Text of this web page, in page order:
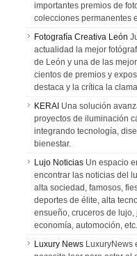
importantes premios de
colecciones permanentes
Fotografía Creativa León
actualidad la mejor
de León y una de las
cientos de premios y
destaca y la crítica la
KERAI Una solución
proyectos de iluminación
integrando tecnología,
bienestar.
Lujo Noticias Un espacio
encontrar las noticias del
alta sociedad, famosos,
deportes de élite, alta
ensueño, cruceros de
economía, automoción, etc.
Luxury News LuxuryNews